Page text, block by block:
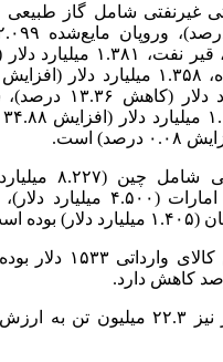
غیرنفتی شامل گاز طبیعی
وروپان مایع‌شده
۱.۳۸۱
۱.۳۵۸
میلیارد دلار
میلیارد دلار (افزایش ۳۴.۸۸ درصد)، اوره،
است.
شامل چین
(۸.۲۲۷
است.
وارداتی۱۵۳۳ دلار